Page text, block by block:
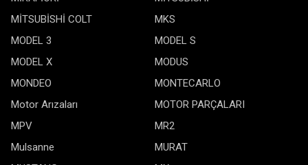
MİTSUBİSHİ COLT
MKS
MODEL 3
MODEL S
MODEL X
MODUS
MONDEO
MONTECARLO
Motor Arızaları
MOTOR PARÇALARI
MPV
MR2
Mulsanne
MURAT